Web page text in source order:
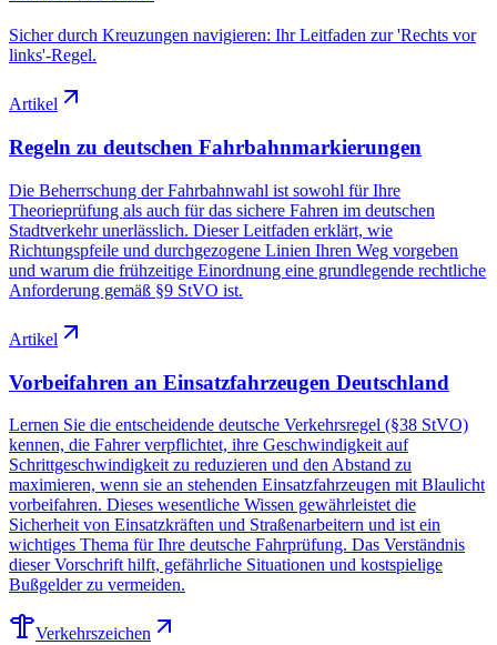
Sicher durch Kreuzungen navigieren: Ihr Leitfaden zur 'Rechts vor
links'-Regel.
Artikel
Regeln zu deutschen Fahrbahnmarkierungen
Die Beherrschung der Fahrbahnwahl ist sowohl für Ihre
Theorieprüfung als auch für das sichere Fahren im deutschen
Stadtverkehr unerlässlich. Dieser Leitfaden erklärt, wie
Richtungspfeile und durchgezogene Linien Ihren Weg vorgeben
und warum die frühzeitige Einordnung eine grundlegende rechtliche
Anforderung gemäß §9 StVO ist.
Artikel
Vorbeifahren an Einsatzfahrzeugen Deutschland
Lernen Sie die entscheidende deutsche Verkehrsregel (§38 StVO)
kennen, die Fahrer verpflichtet, ihre Geschwindigkeit auf
Schrittgeschwindigkeit zu reduzieren und den Abstand zu
maximieren, wenn sie an stehenden Einsatzfahrzeugen mit Blaulicht
vorbeifahren. Dieses wesentliche Wissen gewährleistet die
Sicherheit von Einsatzkräften und Straßenarbeitern und ist ein
wichtiges Thema für Ihre deutsche Fahrprüfung. Das Verständnis
dieser Vorschrift hilft, gefährliche Situationen und kostspielige
Bußgelder zu vermeiden.
Verkehrszeichen